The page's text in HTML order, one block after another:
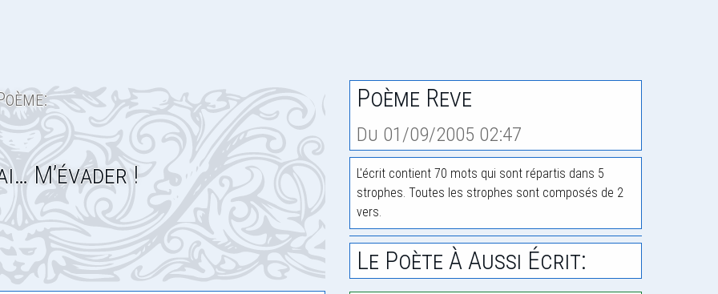
M’évader !
Poème Reve
Du 01/09/2005 02:47
L'écrit contient 70 mots qui sont répartis dans 5
strophes. Toutes les strophes sont composés de 2
vers.
Le Poète À Aussi Écrit: